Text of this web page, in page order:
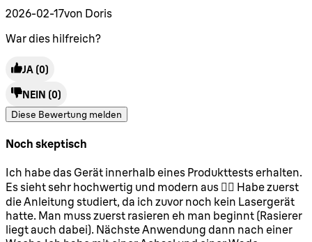
2026-02-17von Doris
War dies hilfreich?
JA (0)
NEIN (0)
Diese Bewertung melden
Noch skeptisch
3 Sterne von maximal 5
Ich habe das Gerät innerhalb eines Produkttests erhalten.
Es sieht sehr hochwertig und modern aus 👍🏻 Habe zuerst
die Anleitung studiert, da ich zuvor noch kein Lasergerät
hatte. Man muss zuerst rasieren eh man beginnt (Rasierer
liegt auch dabei). Nächste Anwendung dann nach einer